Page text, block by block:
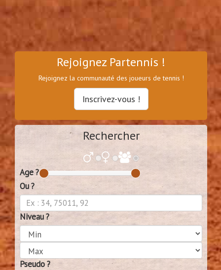
Rejoignez Partennis !
Rejoignez la communauté des joueurs de tennis !
Inscrivez-vous !
Rechercher
Age ?
Ou ?
Niveau ?
Pseudo ?